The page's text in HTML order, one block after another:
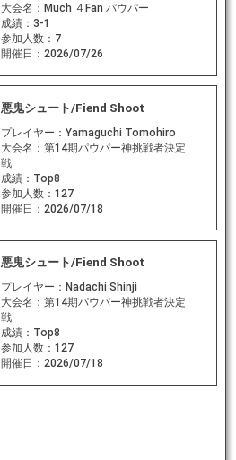
大会名： Much ４Fan パウパー
成績： 3-1
参加人数： 7
開催日： 2026/07/26
悪鬼シュート/Fiend Shoot
プレイヤー： Yamaguchi Tomohiro
大会名： 第14期パウパー神挑戦者決定
戦
成績： Top8
参加人数： 127
開催日： 2026/07/18
悪鬼シュート/Fiend Shoot
プレイヤー： Nadachi Shinji
大会名： 第14期パウパー神挑戦者決定
戦
成績： Top8
参加人数： 127
開催日： 2026/07/18